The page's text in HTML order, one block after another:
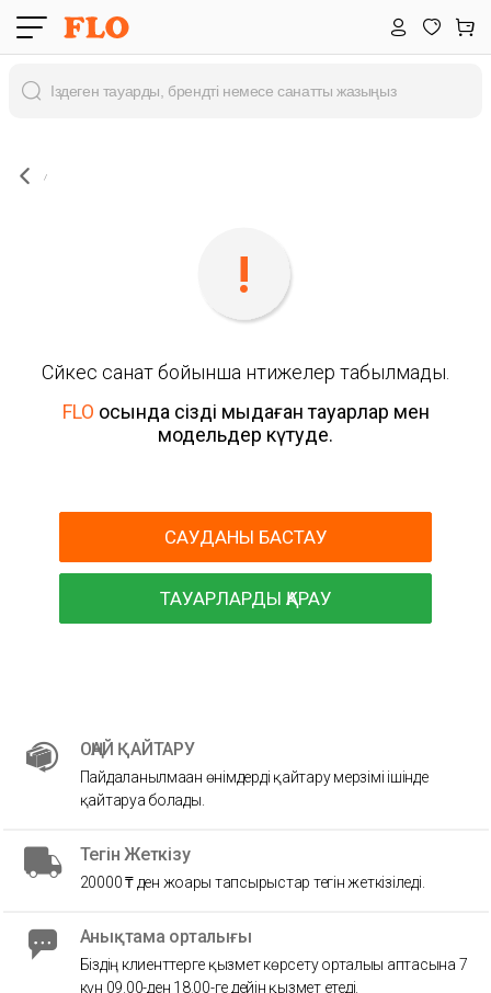
Сәйкес санат бойынша нәтижелер табылмады.
FLO осында сізді мыңдаған тауарлар мен
модельдер күтуде.
САУДАНЫ БАСТАУ
ТАУАРЛАРДЫ ҚАРАУ
ОҢАЙ ҚАЙТАРУ
Пайдаланылмаған өнімдерді қайтару мерзімі ішінде
қайтаруға болады.
Тегін Жеткізу
20000 ₸ ден жоғары тапсырыстар тегін жеткізіледі.
Анықтама орталығы
Біздің клиенттерге қызмет көрсету орталығы аптасына 7
күн 09.00-ден 18.00-ге дейін қызмет етеді.